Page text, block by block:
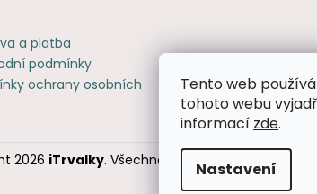
Tento web
tohoto webu
informací zde.
Nastavení
a platba
podmínky
ochrany osobních
2026 iTrvalky. Všechna práva vyhrazena.